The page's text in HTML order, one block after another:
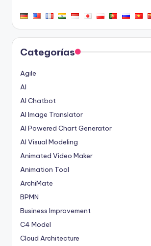
Categorías
Agile
AI
AI Chatbot
AI Image Translator
AI Powered Chart Generator
AI Visual Modeling
Animated Video Maker
Animation Tool
ArchiMate
BPMN
Business Improvement
C4 Model
Cloud Architecture